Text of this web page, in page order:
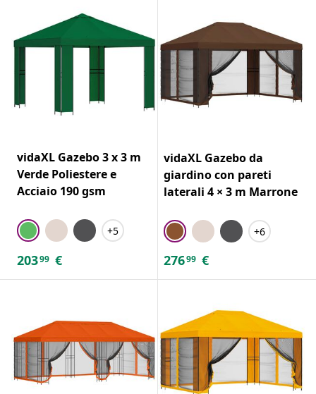
vidaXL Gazebo 3 x 3 m
Verde Poliestere e
Acciaio 190 gsm
+5
20399 €
vidaXL Gazebo da
giardino con pareti
laterali 4 × 3 m Marrone
+6
27699 €